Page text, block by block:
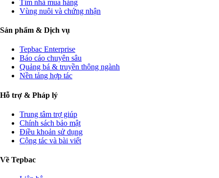
Tìm nhà mua hàng
Vùng nuôi và chứng nhận
Sản phẩm & Dịch vụ
Tepbac Enterprise
Báo cáo chuyên sâu
Quảng bá & truyền thông ngành
Nền tảng hợp tác
Hỗ trợ & Pháp lý
Trung tâm trợ giúp
Chính sách bảo mật
Điều khoản sử dụng
Cộng tác và bài viết
Về Tepbac